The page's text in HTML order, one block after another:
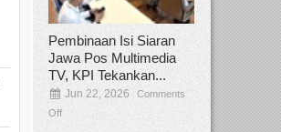
Pembinaan Isi Siaran
Jawa Pos Multimedia
TV, KPI Tekankan...
Jun 22, 2026
Comments
Off